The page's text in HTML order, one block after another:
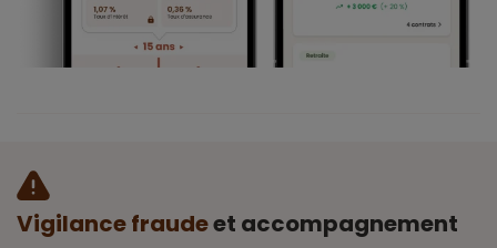
Vigilance fraudeet accompagnement